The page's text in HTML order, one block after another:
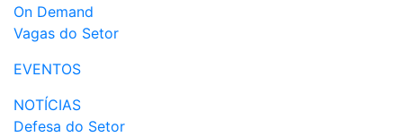
On Demand
Vagas do Setor
EVENTOS
NOTÍCIAS
Defesa do Setor